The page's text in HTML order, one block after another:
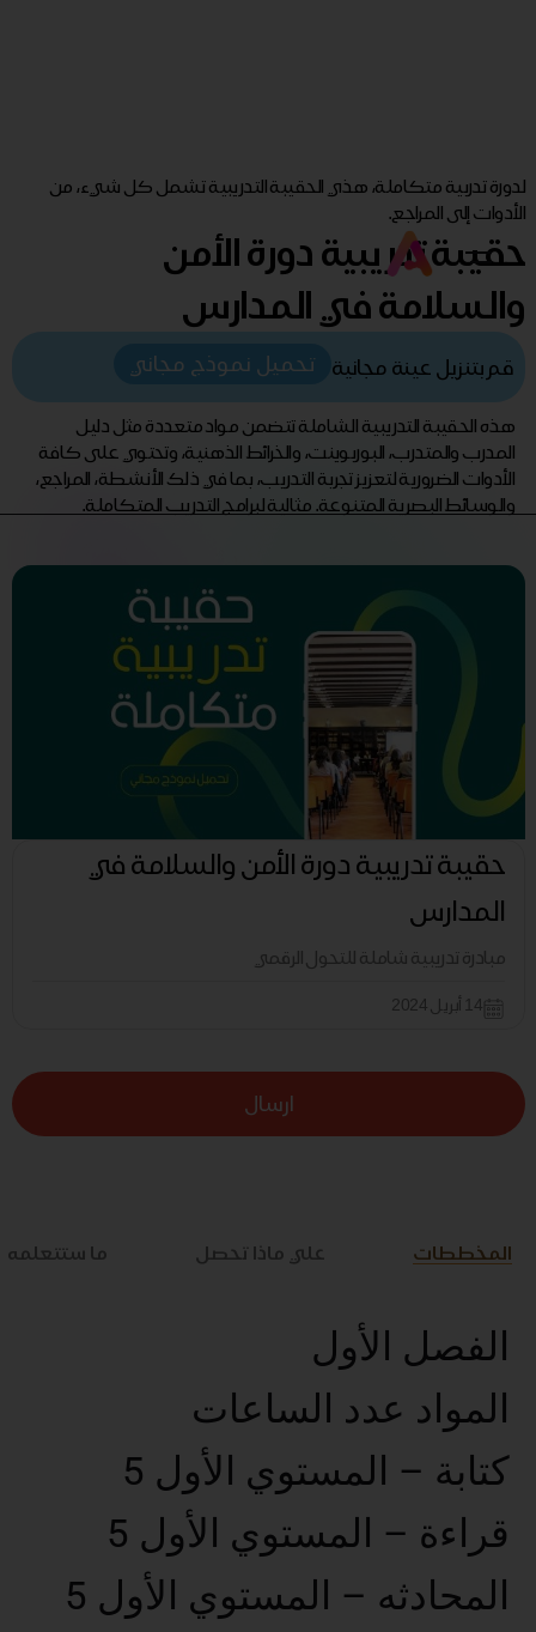
لدورة تدربية متكاملة، هذي الحقيبة التدريبية تشمل كل شيء، من
الأدوات إلى المراجع.
حقيبة تدريبية دورة الأمن
والسلامة في المدارس
قم بتنزيل عينة مجانية تحميل نموذج مجاني
هذه الحقيبة التدريبية الشاملة تتضمن مواد متعددة مثل دليل
المدرب والمتدرب، البوربوينت، والخرائط الذهنية، وتحتوي على كافة
الأدوات الضرورية لتعزيز تجربة التدريب، بما في ذلك الأنشطة، المراجع،
والوسائط البصرية المتنوعة. مثالية لبرامج التدريب المتكاملة.
حقيبة تدريبية دورة الأمن والسلامة في
المدارس
مبادرة تدريبية شاملة للتحول الرقمي
14 أبريل 2024
ارسال
المخططات علي ماذا تحصل ما ستتعلمه
الفصل الأول
المواد عدد الساعات
كتابة – المستوي الأول 5
قراءة – المستوي الأول 5
المحادثه – المستوي الأول 5